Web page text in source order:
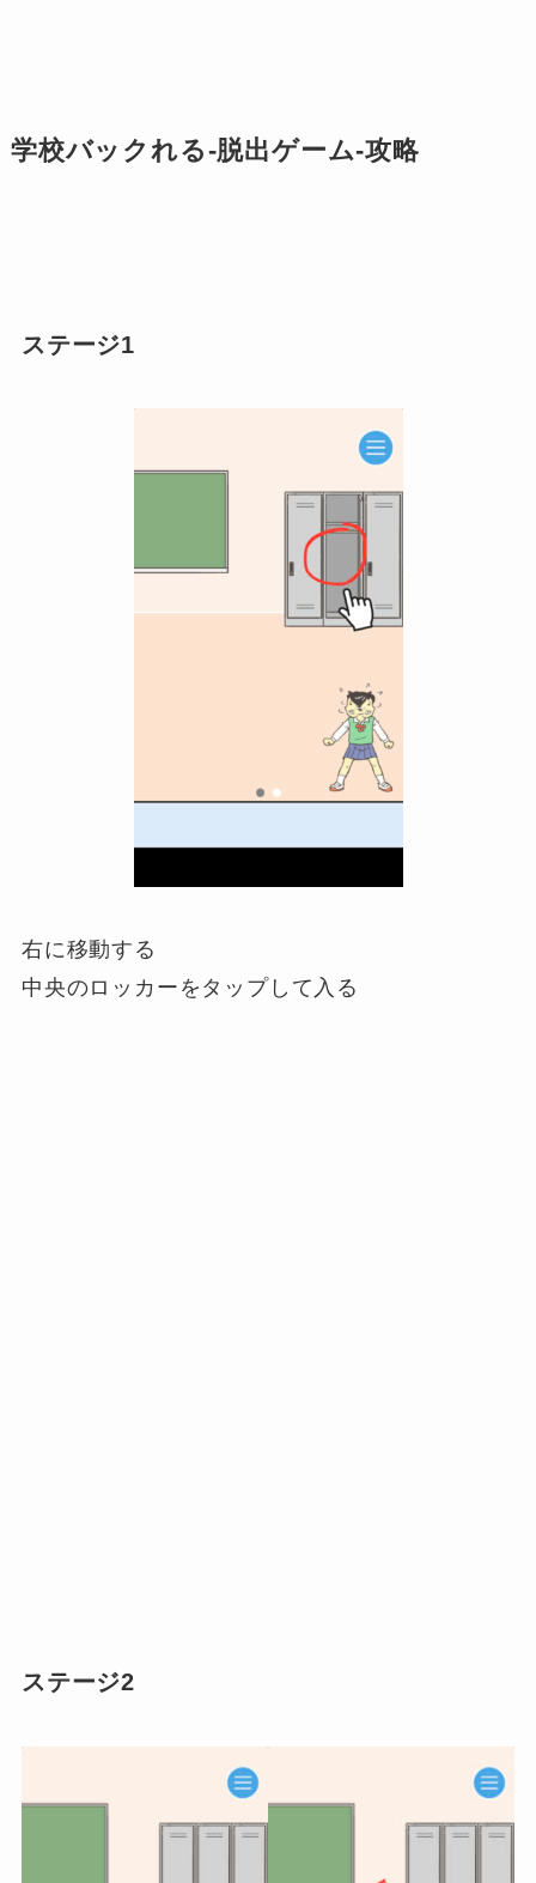
学校バックれる-脱出ゲーム-攻略
ステージ1
右に移動する
中央のロッカーをタップして入る
ステージ2